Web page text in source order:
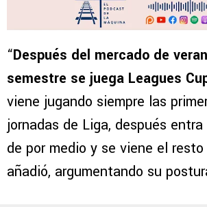
“Después del mercado de
semestre se juega Leagues
viene jugando siempre las
jornadas de Liga, después
de por medio y se viene el
añadió, argumentando su